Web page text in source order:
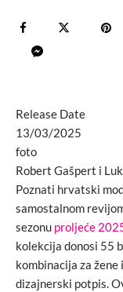
Release Date
13/03/2025
foto
Robert Gašpert i
Poznati hrvatski
samostalnom
sezonu proljeće
kolekcija donosi 55
kombinacija za
dizajnerski potpis.